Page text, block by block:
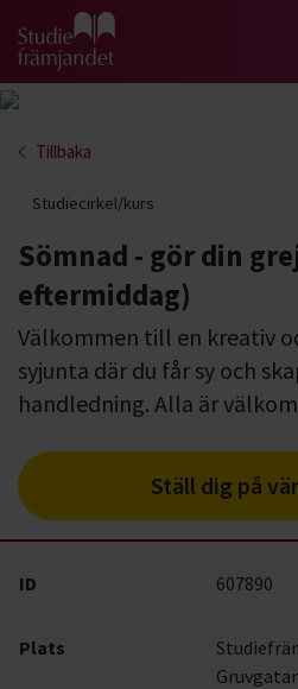
Gå till studiefrämjandets startsida
Tillbaka
Studiecirkel/kurs
Sömnad - gör din
eftermiddag)
Välkommen till en kreativ
syjunta där du får sy och
handledning. Alla är
Ställ dig på
ID 607890
Plats